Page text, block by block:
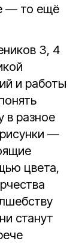
— то ещё
3, 4
и работы
в разное
—
цвета,
станут